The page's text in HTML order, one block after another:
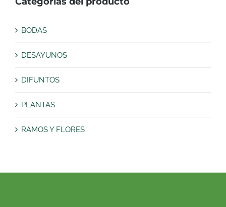
BODAS
DESAYUNOS
DIFUNTOS
PLANTAS
RAMOS Y FLORES